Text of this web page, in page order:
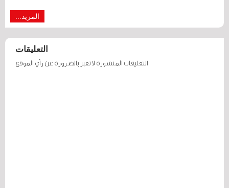
المزيد...
التعليقات
التعليقات المنشورة لا تعبر بالضرورة عن رأي الموقع